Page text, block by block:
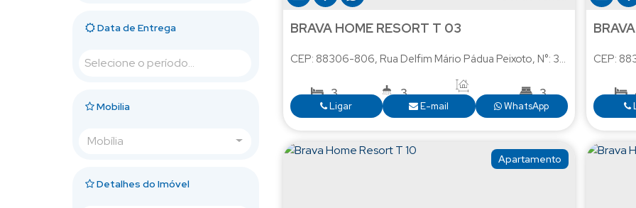
Data de Entrega
Mobilia
Mobília
Detalhes do Imóvel
BRAVA HOME RESORT T 03
CEP: 88306-806, Rua Delfim Mário Pádua Peixoto, N°: 350 Praia Brava
3 3 190 .00m²
3
3
Ligar E-mail WhatsApp
CEP:
Apartamento